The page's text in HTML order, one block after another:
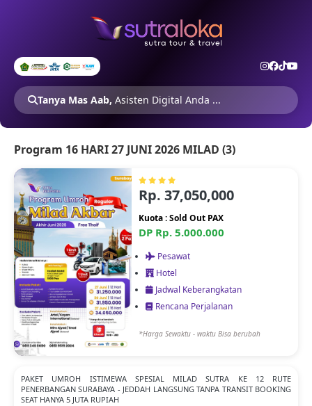
Tanya Mas Aab, Asisten Digital Anda ...
Program 16 HARI 27 JUNI 2026 MILAD (3)
Rp. 37,050,000
Kuota : Sold Out PAX
DP Rp. 5.000.000
Pesawat
Hotel
Jadwal Keberangkatan
Rencana Perjalanan
*Harga Sewaktu - waktu Bisa berubah
PAKET UMROH ISTIMEWA SPESIAL MILAD SUTRA KE 12 RUTE
PENERBANGAN SURABAYA - JEDDAH LANGSUNG TANPA TRANSIT BOOKING
SEAT HANYA 5 JUTA RUPIAH